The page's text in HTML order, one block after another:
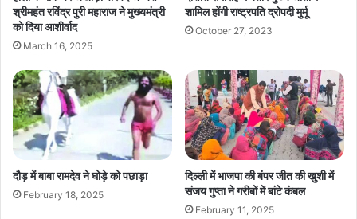
श्रीमहंत रविंद्र पुरी महाराज ने मुख्यमंत्री
को दिया आशीर्वाद
March 16, 2025
शामिल होंगी राष्ट्रपति द्रोपदी मुर्मू
October 27, 2023
दौड़ में बाबा रामदेव ने घोड़े को पछाड़ा
February 18, 2025
दिल्ली में भाजपा की बंपर जीत की खुशी में
संजय गुप्ता ने गरीबों में बांटे कंबल
February 11, 2025